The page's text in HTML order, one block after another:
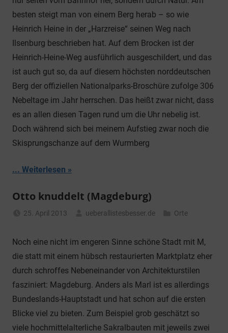
besten steigt man von einem Berg herab – so wie
Heinrich Heine in der „Harzreise“ seinen Weg nach
Ilsenburg beschrieben hat. Auf dem Brocken ist der
Heinrich-Heine-Weg ausführlich ausgeschildert, und das
ist auch gut so, da auf diesem höchsten norddeutschen
Berg der offiziellen Nationalparks-Broschüre zufolge 306
Nebeltage im Jahr herrschen. Das heißt zwar nicht, dass
es an allen diesen Tagen rund um die Uhr nebelig ist.
Doch während sich bei meinem Aufstieg zwar noch die
Skisprungschanze auf dem Wurmberg
... Weiterlesen
Otto knuddelt (Magdeburg)
25. April 2013 ueberallistesbesser.de Orte
Noch eine nicht im engeren Sinne schöne Stadt mit M,
die statt mit einem hübsch restaurierten Marktplatz eher
durch schroffes Nebeneinander von Architekturstilen
fasziniert: Magdeburg. Anders als Marl ist es allerdings
Bundeslands-Hauptstadt und hat schon auf die ersten
Blicke viel zu bieten. Zum Beispiel grob geschätzt so
viele hochmittelalterliche Sakralbauten mit jeweils zwei